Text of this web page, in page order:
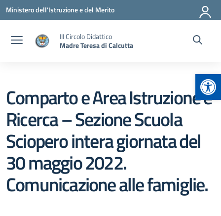
Vai ai contenuti
Vai al menu di navigazione
Vai al footer
Ministero dell'Istruzione e del Merito
III Circolo Didattico
Madre Teresa di Calcutta
Comparto e Area Istruzione e
Ricerca – Sezione Scuola
Sciopero intera giornata del
30 maggio 2022.
Comunicazione alle famiglie.